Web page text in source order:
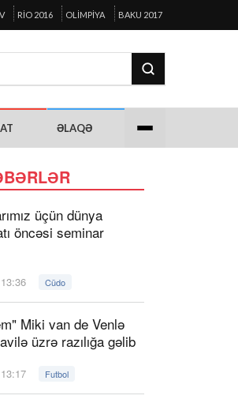
RIO 2016 OLIMPIYA BAKU 2017
ƏLAQƏ
üçün dünya
öncəsi seminar
Cüdo
Miki van de Venlə
üzrə razılığa gəlib
Futbol